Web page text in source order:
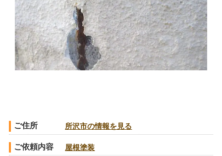
ご住所 所沢市の情報を見る
ご依頼内容 屋根塗装